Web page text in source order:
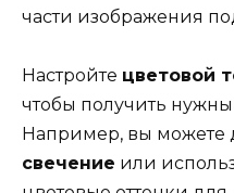
части изображения
Настройте цветовой
чтобы получить
Например, вы можете
свечение или